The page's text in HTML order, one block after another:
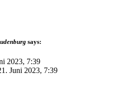
says:
2023, 7:39
Juni 2023, 7:39